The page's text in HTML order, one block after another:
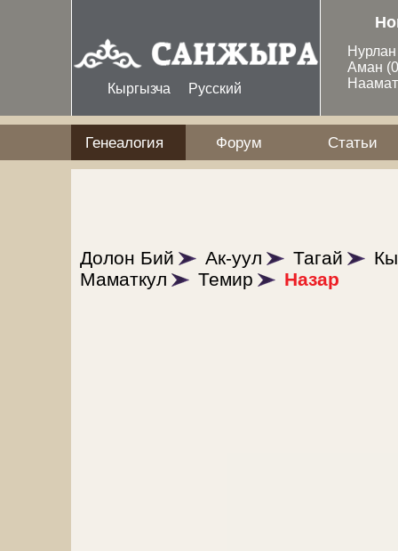
Кыргызча Русский
Аман
Генеалогия Форум Статьи
Долон Бий Ак-уул Тагай
Маматкул
Темир Назар